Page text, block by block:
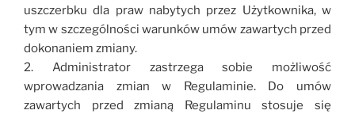
uszczerbku dla praw nabytych przez Użytkownika, w
tym w szczególności warunków umów zawartych przed
dokonaniem zmiany.
2. Administrator zastrzega sobie możliwość
wprowadzania zmian w Regulaminie. Do umów
zawartych przed zmianą Regulaminu stosuje się